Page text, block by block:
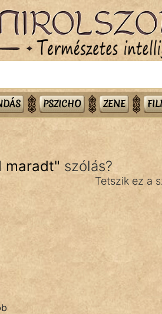
PSZICHO ZENE
maradt" szólás?
Tetszik ez a